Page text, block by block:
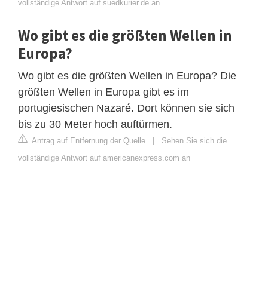
vollständige Antwort auf suedkurier.de an
Wo gibt es die größten Wellen in
Europa?
Wo gibt es die größten Wellen in Europa? Die
größten Wellen in Europa gibt es im
portugiesischen Nazaré. Dort können sie sich
bis zu 30 Meter hoch auftürmen.
Antrag auf Entfernung der Quelle | Sehen Sie sich die
vollständige Antwort auf americanexpress.com an